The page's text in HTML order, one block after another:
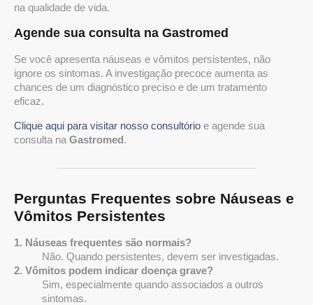
na qualidade de vida.
Agende sua consulta na Gastromed
Se você apresenta náuseas e vômitos persistentes, não
ignore os sintomas. A investigação precoce aumenta as
chances de um diagnóstico preciso e de um tratamento
eficaz.
Clique aqui para visitar nosso consultório e agende sua
consulta na Gastromed.
Perguntas Frequentes sobre Náuseas e
Vômitos Persistentes
1. Náuseas frequentes são normais?
Não. Quando persistentes, devem ser investigadas.
2. Vômitos podem indicar doença grave?
Sim, especialmente quando associados a outros
sintomas.